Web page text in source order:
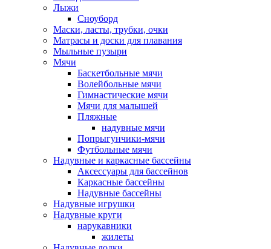
Лыжи
Сноуборд
Маски, ласты, трубки, очки
Матрасы и доски для плавания
Мыльные пузыри
Мячи
Баскетбольные мячи
Волейбольные мячи
Гимнастические мячи
Мячи для малышей
Пляжные
надувные мячи
Попрыгунчики-мячи
Футбольные мячи
Надувные и каркасные бассейны
Аксессуары для бассейнов
Каркасные бассейны
Надувные бассейны
Надувные игрушки
Надувные круги
нарукавники
жилеты